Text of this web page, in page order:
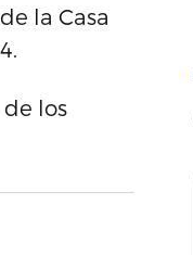
la Casa
los